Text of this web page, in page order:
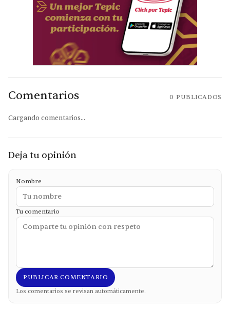
Comentarios 0 PUBLICADOS
Cargando comentarios...
Deja tu opinión
Nombre
Tu comentario
PUBLICAR COMENTARIO
Los comentarios se revisan automáticamente.